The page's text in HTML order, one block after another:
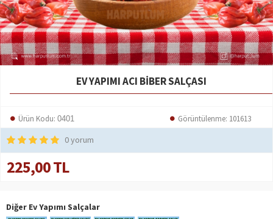
EV YAPIMI ACI BIBER SALÇASI
Ürün Kodu: 0401 Görüntülenme: 101613
0 yorum
225,00 TL
Diğer Ev Yapımı Salçalar